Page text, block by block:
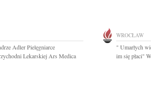
Adler Pielęgniarce
Lekarskiej Ars Medica
WROCŁAW
" Umarłych
im się płaci"